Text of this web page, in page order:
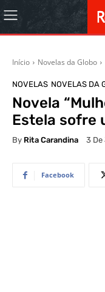
Início Novelas da Globo
NOVELAS NOVELAS DA
Novela
Estela sofre
By Rita Carandina 3
Facebook